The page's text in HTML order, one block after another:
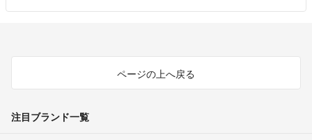
ページの上へ戻る
注目ブランド一覧